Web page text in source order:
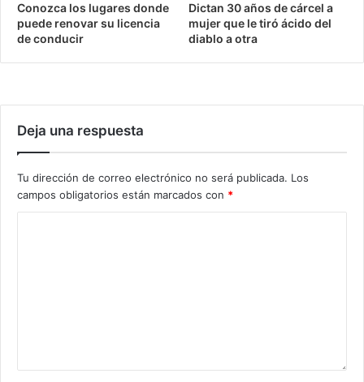
Conozca los lugares donde
puede renovar su licencia
de conducir
Dictan 30 años de cárcel a
mujer que le tiró ácido del
diablo a otra
Deja una respuesta
Tu dirección de correo electrónico no será publicada. Los
campos obligatorios están marcados con *